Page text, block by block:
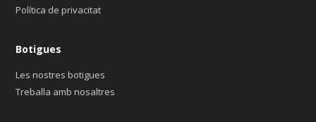
Política de privacitat
Botigues
Les nostres botigues
Treballa amb nosaltres